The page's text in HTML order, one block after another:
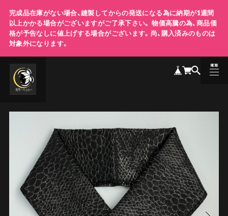
完成品在庫がない場合、縫製してからの発送になる為に納期が1週間
以上かかる場合がございますがご了承下さい。 物価高騰の為、商品価
格が予告なしに値上げする場合がございます。尚、購入済みのものは
対象外になります。
MENU
CLOSE